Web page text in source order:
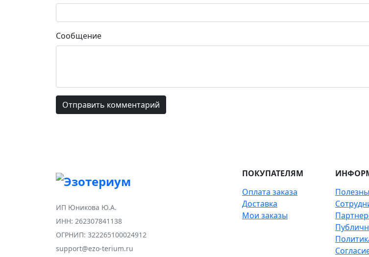
Сообщение
ИП Юникова Ю.А.
ИНН: 262307841138
ОГРНИП: 322265100024912
support@ezo-terium.ru
ПОКУПАТЕЛЯМ
Оплата заказа
Доставка
Мои заказы